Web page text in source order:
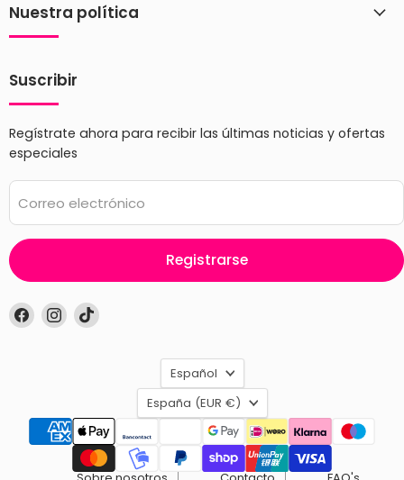
Nuestra política
Suscribir
Regístrate ahora para recibir las últimas noticias y ofertas
especiales
Correo electrónico
Registrarse
Encuéntrenos
en
Encuéntrenos
en
Encuéntrenos
Idioma
Español
País
España (EUR €)